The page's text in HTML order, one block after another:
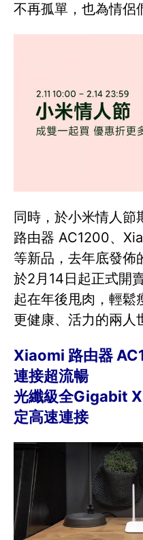
不再孤單，也為情侶
同時，於小米情人節
路由器 AC1200、
等新品，去年底發
於2月14日起正式開
起在年後甩肉，輕鬆
更健康、活力的兩人
Xiaomi 路由器
連接超流暢
光纖級全Gigabit
定高速連接